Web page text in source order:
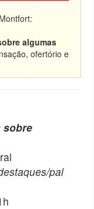
algumas
ofertório e
sobre
pal